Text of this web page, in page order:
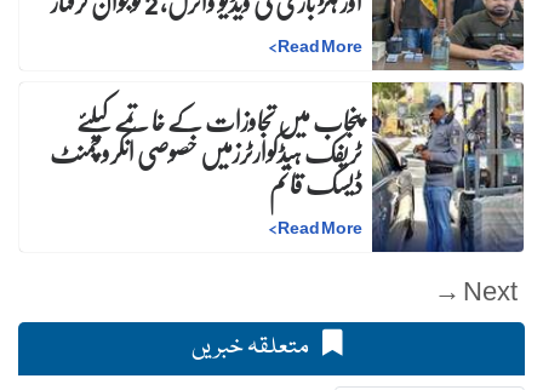
Read More
>
پنجاب میں تجاوزات کے خاتمے کیلئے
ٹریفک ہیڈکوارٹرزمیں خصوصی انکروچمنٹ
ڈیسک قائم
Read More
>
Next →
متعلقہ خبریں